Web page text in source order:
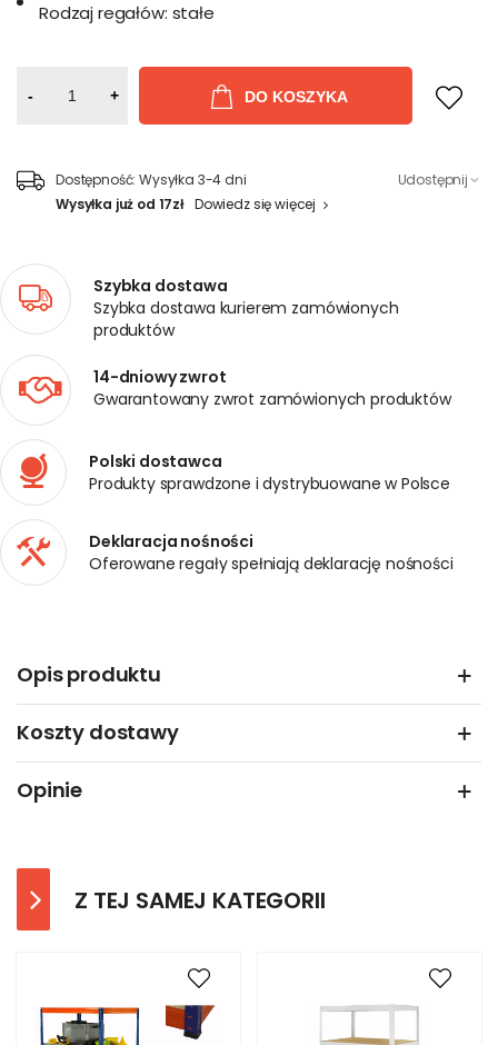
Rodzaj regałów: stałe
- + DO KOSZYKA
Dostępność: Wysyłka 3-4 dni
Wysyłka już od 17zł Dowiedz się więcej
Udostępnij
Szybka dostawa
Szybka dostawa kurierem zamówionych
produktów
14-dniowy zwrot
Gwarantowany zwrot zamówionych produktów
Polski dostawca
Produkty sprawdzone i dystrybuowane w Polsce
Deklaracja nośności
Oferowane regały spełniają deklarację nośności
Opis produktu
Koszty dostawy
Opinie
Z TEJ SAMEJ KATEGORII